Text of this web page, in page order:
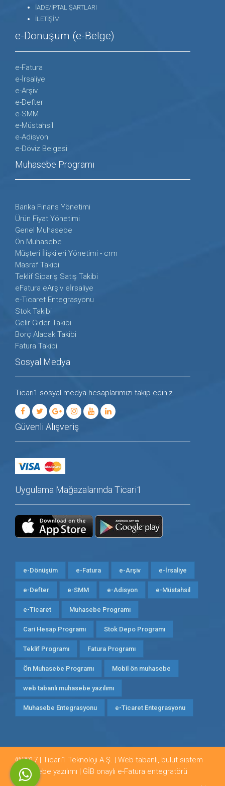
İADE/İPTAL ŞARTLARI
İLETİŞİM
e-Dönüşüm (e-Belge)
e-Fatura
e-İrsaliye
e-Arşiv
e-Defter
e-SMM
e-Müstahsil
e-Adisyon
e-Döviz Belgesi
Muhasebe Programı
Banka Finans Yönetimi
Ürün Fiyat Yönetimi
Genel Muhasebe
Ön Muhasebe
Müşteri İlişkileri Yönetimi - crm
Masraf Takibi
Teklif Sipariş Satış Takibi
eFatura eArşiv eİrsaliye
e-Ticaret Entegrasyonu
Stok Takibi
Gelir Gider Takibi
Borç Alacak Takibi
Fatura Takibi
Sosyal Medya
Ticari1 sosyal medya hesaplarımızı takip ediniz.
Güvenli Alışveriş
Uygulama Mağazalarında Ticari1
e-Dönüşüm e-Fatura e-Arşiv e-İrsaliye
e-Defter e-SMM e-Adisyon e-Müstahsil
e-Ticaret Muhasebe Programı
Cari Hesap Programı Stok Depo Programı
Teklif Programı Fatura Programı
Ön Muhasebe Programı Mobil ön muhasebe
web tabanlı muhasebe yazılımı
Muhasebe Entegrasyonu e-Ticaret Entegrasyonu
©2017 | Ticari1 Teknoloji A.Ş. | Web tabanlı, bulut sistem
muhasebe yazılımı | GİB onaylı e-Fatura entegratörü